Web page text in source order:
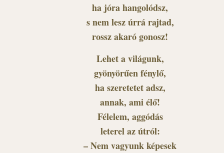
ha jóra hangolódsz,
s nem lesz úrrá rajtad,
rossz akaró gonosz!
Lehet a világunk,
gyönyörűen fénylő,
ha szeretetet adsz,
annak, ami élő!
Félelem, aggódás
leterel az útról:
– Nem vagyunk képesek